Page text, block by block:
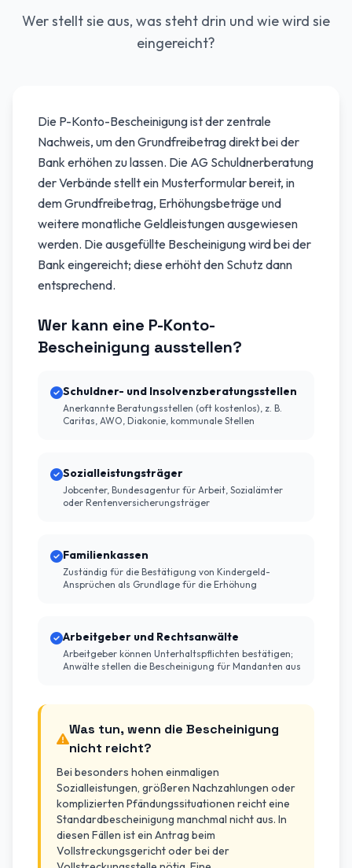
Wer stellt sie aus, was steht drin und wie wird sie
eingereicht?
Die P-Konto-Bescheinigung ist der zentrale
Nachweis, um den Grundfreibetrag direkt bei der
Bank erhöhen zu lassen. Die AG Schuldnerberatung
der Verbände stellt ein Musterformular bereit, in
dem Grundfreibetrag, Erhöhungsbeträge und
weitere monatliche Geldleistungen ausgewiesen
werden. Die ausgefüllte Bescheinigung wird bei der
Bank eingereicht; diese erhöht den Schutz dann
entsprechend.
Wer kann eine P-Konto-
Bescheinigung ausstellen?
Schuldner- und Insolvenzberatungsstellen
Anerkannte Beratungsstellen (oft kostenlos), z. B.
Caritas, AWO, Diakonie, kommunale Stellen
Sozialleistungsträger
Jobcenter, Bundesagentur für Arbeit, Sozialämter
oder Rentenversicherungsträger
Familienkassen
Zuständig für die Bestätigung von Kindergeld-
Ansprüchen als Grundlage für die Erhöhung
Arbeitgeber und Rechtsanwälte
Arbeitgeber können Unterhaltspflichten bestätigen;
Anwälte stellen die Bescheinigung für Mandanten aus
Was tun, wenn die Bescheinigung
nicht reicht?
Bei besonders hohen einmaligen
Sozialleistungen, größeren Nachzahlungen oder
komplizierten Pfändungssituationen reicht eine
Standardbescheinigung manchmal nicht aus. In
diesen Fällen ist ein Antrag beim
Vollstreckungsgericht oder bei der